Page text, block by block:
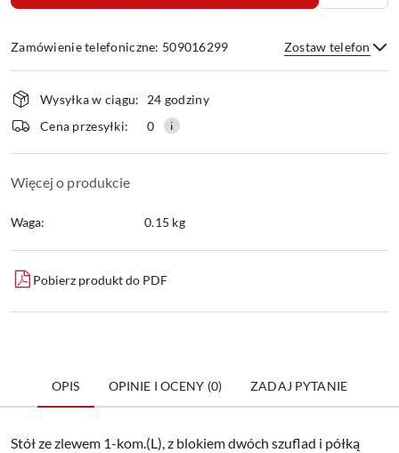
Zamówienie telefoniczne: 509016299 Zostaw telefon
Wyślij
Dostępność
i
dostawa
Wysyłka w ciągu:
24 godziny
Cena przesyłki:
0
Więcej o produkcie
Waga: 0.15 kg
Pobierz produkt do PDF
OPIS OPINIE I OCENY (0) ZADAJ PYTANIE
Stół ze zlewem 1-kom.(L), z blokiem dwóch szuflad i półką